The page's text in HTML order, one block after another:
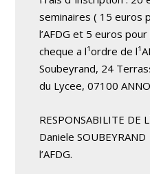
seminaires ( 15 euros
l’AFDG et 5 euros
cheque a l¹ordre de
Soubeyrand, 24
du Lycee, 07100
RESPONSABILITE DE
Daniele
l’AFDG.